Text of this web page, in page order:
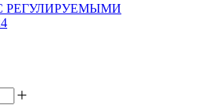
РЕГУЛИРУЕМЫМИ